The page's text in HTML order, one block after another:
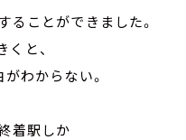
ることができました。
と、
わからない。
着駅しか